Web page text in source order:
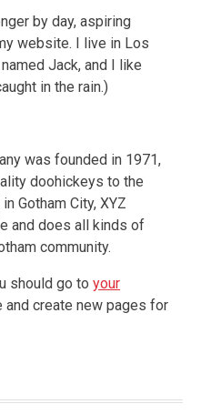
by day, aspiring
website. I live in Los
Jack, and I like
in the rain.)
was founded in 1971,
doohickeys to the
Gotham City, XYZ
and does all kinds of
community.
should go to your
create new pages for